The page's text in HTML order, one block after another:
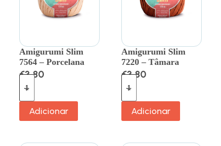
Amigurumi Slim
7564 – Porcelana
€3.80
Adicionar
Amigurumi Slim
7220 – Tâmara
€3.80
Adicionar